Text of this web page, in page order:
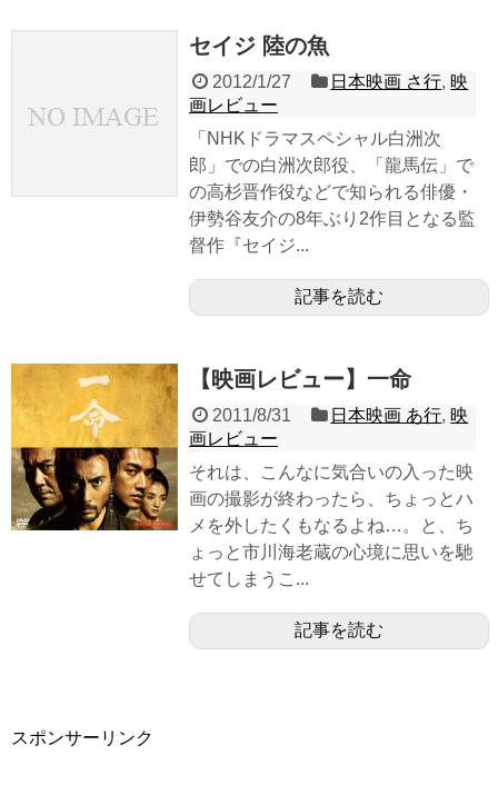
セイジ 陸の魚
2012/1/27 日本映画 さ行, 映
画レビュー
「NHKドラマスペシャル白洲次
郎」での白洲次郎役、「龍馬伝」で
の高杉晋作役などで知られる俳優・
伊勢谷友介の8年ぶり2作目となる監
督作『セイジ...
記事を読む
【映画レビュー】一命
2011/8/31 日本映画 あ行, 映
画レビュー
それは、こんなに気合いの入った映
画の撮影が終わったら、ちょっとハ
メを外したくもなるよね…。と、ち
ょっと市川海老蔵の心境に思いを馳
せてしまうこ...
記事を読む
スポンサーリンク